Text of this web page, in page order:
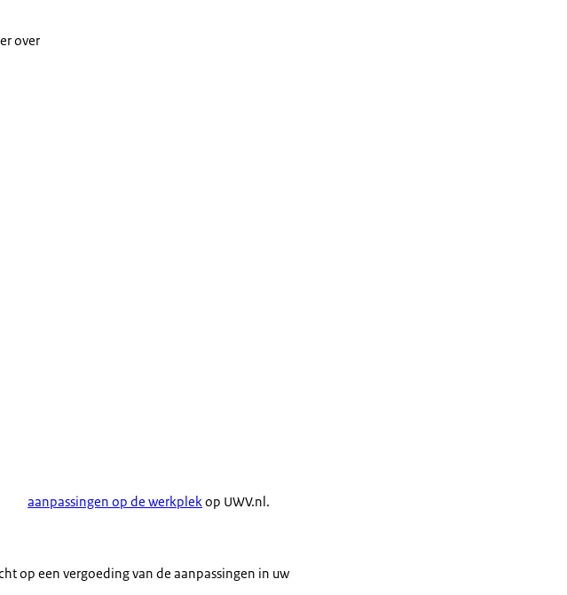
over
aanpassingen op de werkplekop UWV.nl.
op een vergoeding van de aanpassingen in uw